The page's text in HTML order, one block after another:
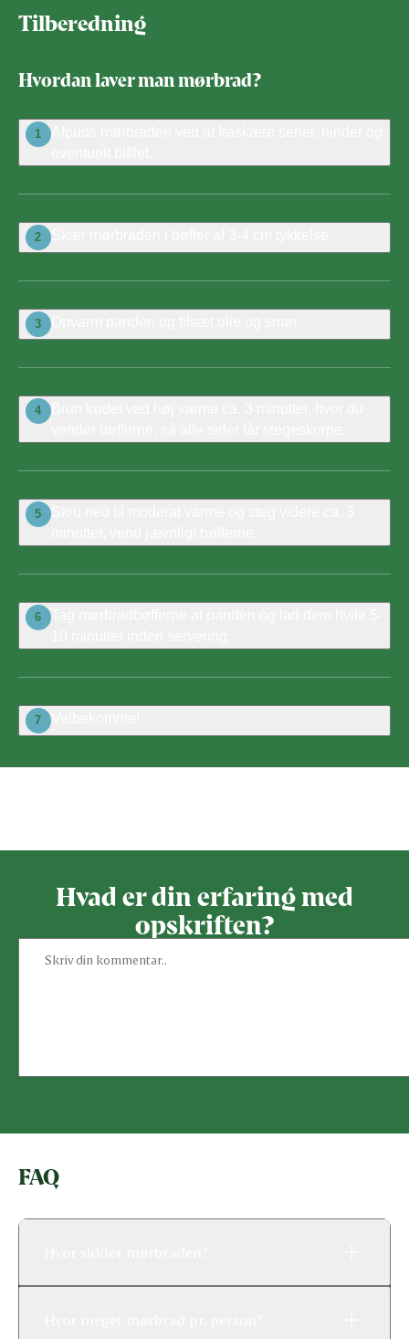
Tilberedning
Hvordan laver man mørbrad?
1
Afpuds mørbraden ved at fraskære sener, hinder og
2 Skær mørbraden i bøffer af 3-4 cm tykkelse.
3 Opvarm panden og tilsæt olie og smør.
4
Brun kødet ved høj varme ca. 3 minutter, hvor du
5
Skru ned til moderat varme og steg videre ca. 3
6
​Tag mørbradbøfferne af panden og lad dem hvile 5-
7 Velbekomme!
Hvad er din erfaring med
opskriften?
FAQ